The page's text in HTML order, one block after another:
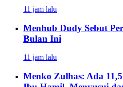
11 jam lalu
Menhub Dudy Sebut
Bulan Ini
11 jam lalu
Menko Zulhas: Ada